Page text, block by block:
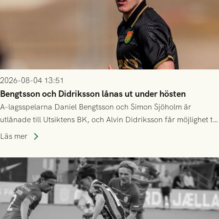
2026-08-04 13:51
Bengtsson och Didriksson lånas ut under hösten
A-lagsspelarna Daniel Bengtsson och Simon Sjöholm är
utlånade till Utsiktens BK, och Alvin Didriksson får möjlighet till
speltid i Hestrafors genom föreningssamarbete.
Läs mer